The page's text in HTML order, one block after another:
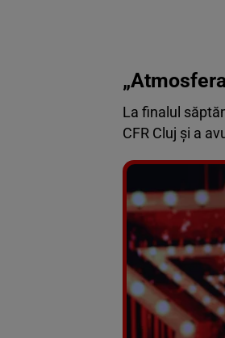
La finalul
CFR Cluj și a